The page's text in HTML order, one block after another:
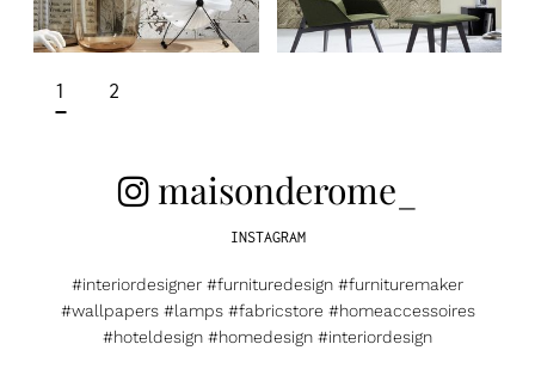
1 2
maisonderome_
INSTAGRAM
#interiordesigner #furnituredesign #furnituremaker
#wallpapers #lamps #fabricstore #homeaccessoires
#hoteldesign #homedesign #interiordesign